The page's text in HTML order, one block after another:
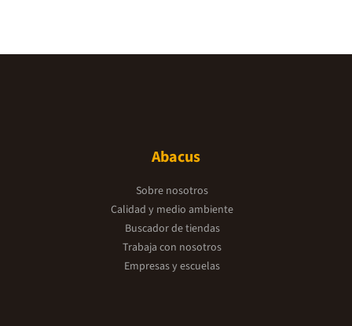
Abacus
Sobre nosotros
Calidad y medio ambiente
Buscador de tiendas
Trabaja con nosotros
Empresas y escuelas